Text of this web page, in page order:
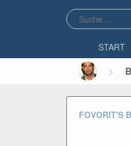
START
FOVORIT'S